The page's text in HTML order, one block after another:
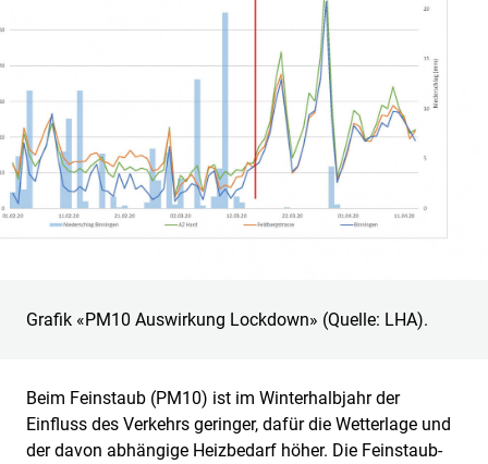
Grafik «PM10 Auswirkung Lockdown» (Quelle: LHA).
Beim Feinstaub (PM10) ist im Winterhalbjahr der
Einfluss des Verkehrs geringer, dafür die Wetterlage und
der davon abhängige Heizbedarf höher. Die Feinstaub-